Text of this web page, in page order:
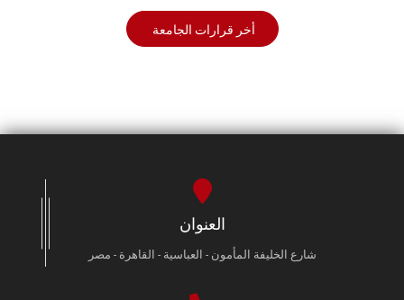
أخر قرارات الجامعة
العنوان
شارع الخليفة المأمون - العباسية - القاهرة - مصر